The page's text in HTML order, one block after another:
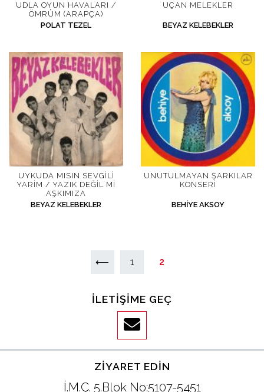
UDLA OYUN HAVALARI /
ÖMRÜM (ARAPÇA)
POLAT TEZEL
UÇAN MELEKLER
BEYAZ KELEBEKLER
UYKUDA MISIN SEVGILI
YARIM / YAZIK DEĞIL MI
AŞKIMIZA
BEYAZ KELEBEKLER
UNUTULMAYAN ŞARKILAR
KONSERI
BEHIYE AKSOY
YAZI DOLAŞIMI
⟵ 1 2
İLETIŞIME GEÇ
ZIYARET EDIN
İ.M.Ç. 5.Blok No:5107-5451